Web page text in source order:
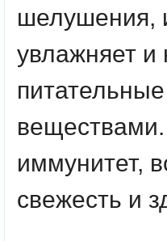
шелушения,
увлажняет и
питательные
веществами.
иммунитет,
свежесть и